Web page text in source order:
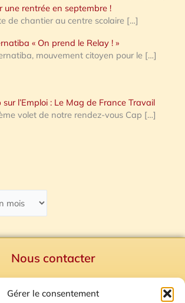
Gérer le consentement
une rentrée en septembre !
de chantier au centre scolaire […]
« On prend le Relay ! »
mouvement citoyen pour le […]
sur l’Emploi : Le Mag de France Travail
volet de notre rendez-vous Cap […]
Nous contacter